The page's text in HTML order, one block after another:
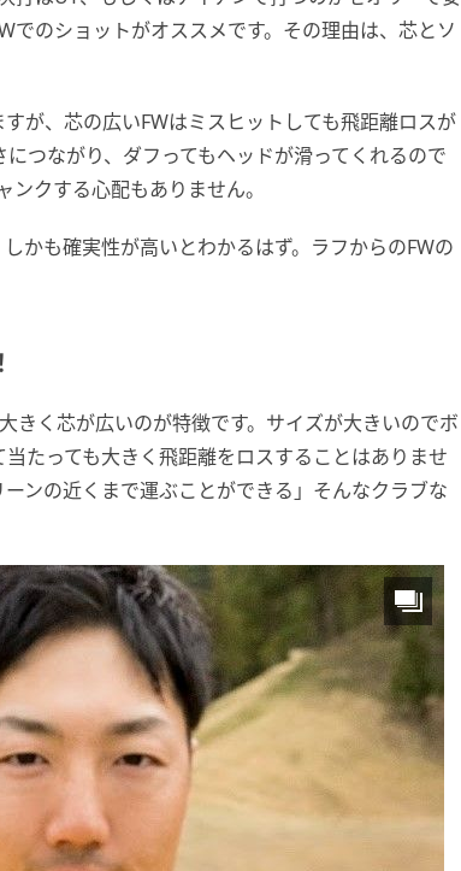
でのショットがオススメです。その理由は、芯とソ
が、芯の広いFWはミスヒットしても飛距離ロスが
つながり、ダフってもヘッドが滑ってくれるので
クする心配もありません。
かも確実性が高いとわかるはず。ラフからのFWの
きく芯が広いのが特徴です。サイズが大きいのでボ
たっても大きく飛距離をロスすることはありませ
ンの近くまで運ぶことができる」そんなクラブな